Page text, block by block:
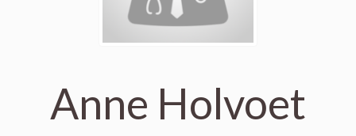
Anne Holvoet